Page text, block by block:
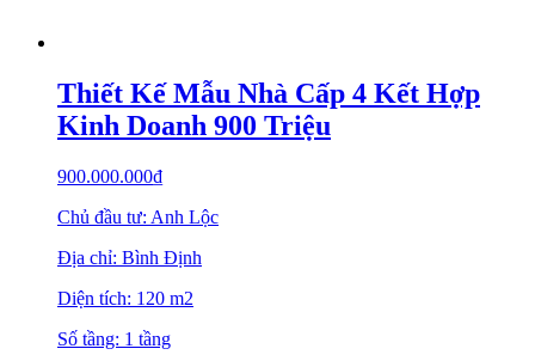
Thiết Kế Mẫu Nhà Cấp 4 Kết Hợp
Kinh Doanh 900 Triệu
900.000.000₫
Chủ đầu tư: Anh Lộc
Địa chỉ: Bình Định
Diện tích: 120 m2
Số tầng: 1 tầng